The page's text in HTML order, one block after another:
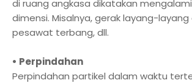
di ruang angkasa dikatakan
dimensi. Misalnya, gerak layang-
pesawat terbang, dll.
• Perpindahan
Perpindahan partikel dalam waktu